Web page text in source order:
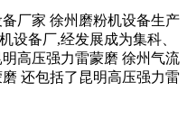
厂家 徐州磨粉机设备生产
设备厂,经发展成为集科、
高压强力雷蒙磨 徐州气流
还包括了昆明高压强力雷